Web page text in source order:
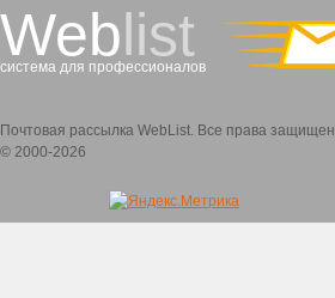
Weblist
система для профессионалов
Почтовая рассылка WebList. Все права
© 2000-2026